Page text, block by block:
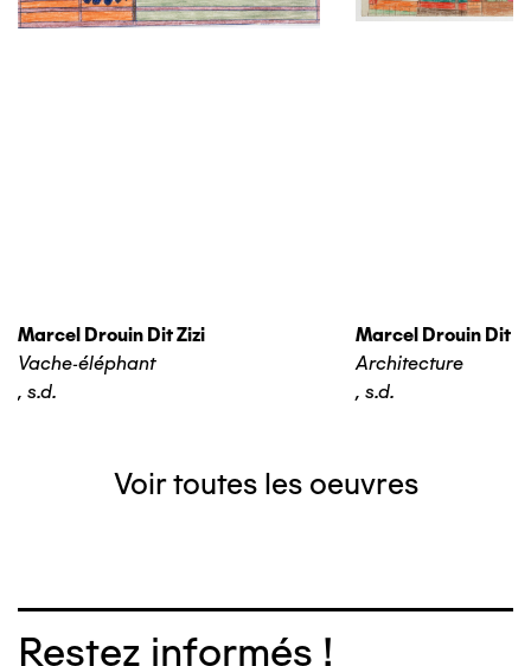
Marcel Drouin Dit Zizi
Vache-éléphant
, s.d.
Marcel Drouin Dit
Architecture
, s.d.
Voir toutes les oeuvres
Restez informés !